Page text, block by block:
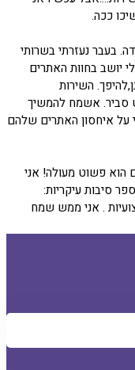
ככה.
בעבר נעזרתי בשרותי
יושב בחוות האתרים
השירות
סביר. אשמח להמשיך
על איחסון האתרים שלהם
הוא פשוט מעולה! אני
סיבות עיקריות:
. אני ממש שמח